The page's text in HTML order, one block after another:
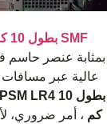
جهاز إرسال واستقبال 40G QSFP+ LR4 بطول 10 كم لـ SMF
بمثابة عنصر حاسم
عالية عبر مسافات
كم ، أمر ضروري،